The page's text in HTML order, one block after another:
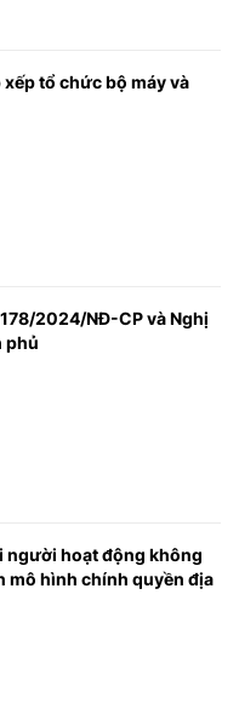
tổ chức bộ máy và
2024/NĐ-CP và Nghị
phủ
người hoạt động không
mô hình chính quyền địa